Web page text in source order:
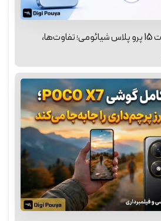
مقایسه نوت 15 پرو با نوت 15 پرو پلاس شیائومی؛ تفاوت‌ها،